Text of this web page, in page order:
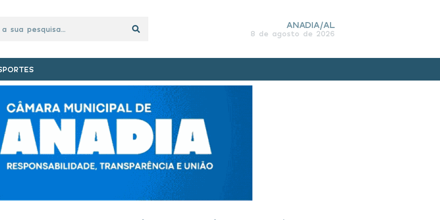
ANADIA/AL
8 de agosto de 2026